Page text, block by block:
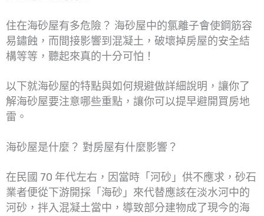
住在海砂屋有多危險？ 海砂屋中的氯離子會使鋼筋容
易鏽蝕，而間接影響到混凝土，破壞掉房屋的安全結
構等等，聽起來真的十分可怕！
以下就海砂屋的特點與如何規避做詳細說明，讓你了
解海砂屋要注意哪些重點，讓你可以提早避開買房地
雷。
海砂屋是什麼？ 對房屋有什麼影響？
在民國 70 年代左右，因當時「河砂」供不應求，砂石
業者便從下游開採「海砂」來代替應該在淡水河中的
河砂，拌入混凝土當中，導致部分建物成了現今的海